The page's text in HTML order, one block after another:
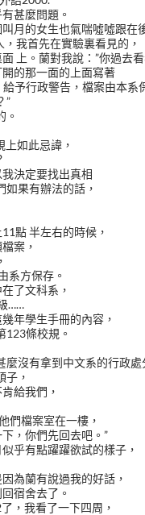
甚麼問題。
月的女生也氣喘噓噓跟在
我首先在實驗裏看見的，
上。蘭對我說：”你過去看
的那一面的上面寫著
予行政警告，檔案由本系
”
。
如此忌諱，
決定要找出真相
如果有辦法的話，
點 半左右的時候，
案，
系方保存。
了文科系，
……
年學生手冊的內容，
123條校規。
沒有拿到中文系的行政處
子，
給我們，
們檔案室在一樓，
，你們先回去吧。”
乎有點躍躍欲試的樣子，
為蘭有說過我的好話，
宿舍去了。
，我看了一下四周，